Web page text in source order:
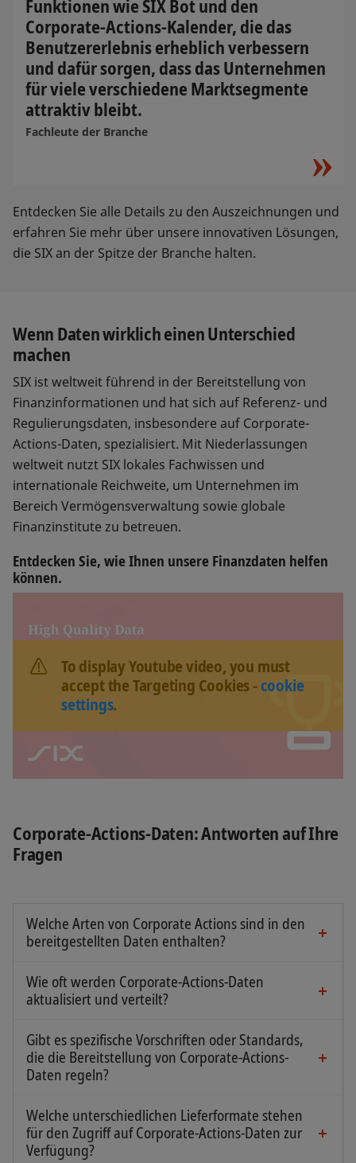
Funktionen wie SIX Bot und den
Corporate-Actions-Kalender, die das
Benutzererlebnis erheblich verbessern
und dafür sorgen, dass das Unternehmen
für viele verschiedene Marktsegmente
attraktiv bleibt.
Fachleute der Branche
Entdecken Sie alle Details zu den Auszeichnungen und
erfahren Sie mehr über unsere innovativen Lösungen,
die SIX an der Spitze der Branche halten.
Wenn Daten wirklich einen Unterschied
machen
SIX ist weltweit führend in der Bereitstellung von
Finanzinformationen und hat sich auf Referenz- und
Regulierungsdaten, insbesondere auf Corporate-
Actions-Daten, spezialisiert. Mit Niederlassungen
weltweit nutzt SIX lokales Fachwissen und
internationale Reichweite, um Unternehmen im
Bereich Vermögensverwaltung sowie globale
Finanzinstitute zu betreuen.
Entdecken Sie, wie Ihnen unsere Finanzdaten helfen
können.
To display Youtube video, you must
accept the Targeting Cookies -cookie
settings.
Corporate-Actions-Daten: Antworten auf Ihre
Fragen
Welche Arten von Corporate Actions sind in den
bereitgestellten Daten enthalten?
SIX deckt in Anlehnung an die Richtlinien der
Securities Market Practice Group (SMPG) über 70
Ereignistypen ab, von Dividenden über Fusionen
Bezugsrechtsemissionen und Börsengängen.
Durch unsere weltweite Abdeckung sind
Corporate-Actions-Daten für Millionen von
Personen verfügbar.
Wie oft werden Corporate-Actions-Daten
aktualisiert und verteilt?
aktualisiert und alle 15 Minuten bereitgestellt.
Gibt es spezifische Vorschriften oder Standards,
die die Bereitstellung von Corporate-Actions-
Daten regeln?
Gemäss den Richtlinien der Securities Market
Practice Group (SMPG) können Corporate-
Actions-Daten im Format ISO 15022 (MT564) sowie
in anderen Formaten geliefert werden.
Welche unterschiedlichen Lieferformate stehen
für den Zugriff auf Corporate-Actions-Daten zur
Verfügung?